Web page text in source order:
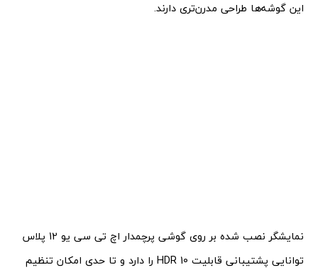
این گوشه‌ها طراحی مدرن‌تری دارند.
نمایشگر نصب شده بر روی گوشی پرچمدار اچ تی سی یو 12 پلاس
توانایی پشتیبانی قابلیت HDR 10 را دارد و تا حدی امکان تنظیم